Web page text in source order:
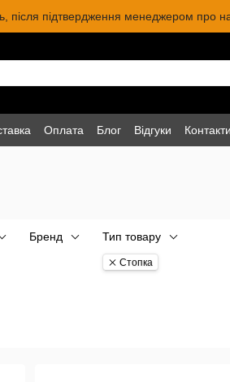
підтвердження менеджером про
Оплата Блог Відгуки Контакти
Бренд Тип товару
Стопка